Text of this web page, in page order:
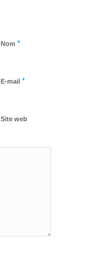
Nom *
E-mail *
Site web